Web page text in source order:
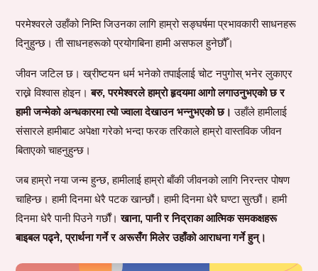
परमेश्वरले उहाँको निम्ति जिउनका लागि हाम्रो सङ्घर्षमा प्रभावकारी साधनहरू
दिनुहुन्छ। ती साधनहरूको प्रयोगबिना हामी असफल हुनेछौँ।
जीवन जटिल छ। ख्रीष्टयन धर्म भनेको तपाईलाई चोट नपुगोस् भनेर लुकाएर
राख्ने विश्वास होइन।बरु, परमेश्वरले हाम्रो हृदयमा आगो लगाउनुभएको छ र
हामी जन्मेको अन्धकारमा त्यो ज्वाला देखाउन भन्नुभएको छ। उहाँले हामीलाई
संसारले हामीबाट अपेक्षा गरेको भन्दा फरक तरिकाले हाम्रो वास्तविक जीवन
बिताएको चाहनुहुन्छ।
जब हाम्रो नया जन्म हुन्छ, हामीलाई हाम्रो बाँकी जीवनको लागि निरन्तर पोषण
चाहिन्छ। हामी दिनमा धेरै पटक खान्छौं। हामी दिनमा धेरै घण्टा सुत्छौं। हामी
दिनमा धेरै पानी पिउने गर्छौं।खाना, पानी र निद्राका आत्मिक समकक्षहरू
बाइबल पढ्ने, प्रार्थना गर्ने र अरूसँग मिलेर उहाँको आराधना गर्ने हुन्।